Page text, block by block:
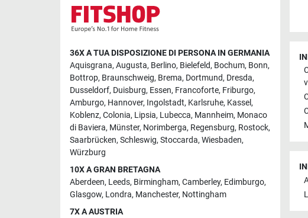
36X A TUA DISPOSIZIONE DI PERSONA IN GERMANIA
Aquisgrana, Augusta, Berlino, Bielefeld, Bochum, Bonn,
Bottrop, Braunschweig, Brema, Dortmund, Dresda,
Dusseldorf, Duisburg, Essen, Francoforte, Friburgo,
Amburgo, Hannover, Ingolstadt, Karlsruhe, Kassel,
Koblenz, Colonia, Lipsia, Lubecca, Mannheim, Monaco
di Baviera, Münster, Norimberga, Regensburg, Rostock,
Saarbrücken, Schleswig, Stoccarda, Wiesbaden,
Würzburg
10X A GRAN BRETAGNA
Aberdeen, Leeds, Birmingham, Camberley, Edimburgo,
Glasgow, Londra, Manchester, Nottingham
7X A AUSTRIA